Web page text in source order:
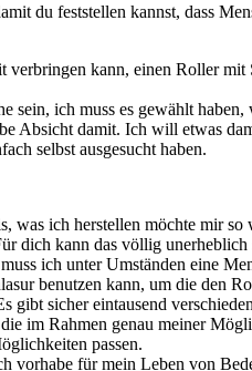
du feststellen kannst, dass
verbringen kann, einen Roller
sein, ich muss es gewählt
Absicht damit. Ich will etwas
selbst ausgesucht haben.
was ich herstellen möchte mir
dich kann das völlig unerheblich
ich unter Umständen eine
benutzen kann, um die den
gibt sicher eintausend
im Rahmen genau meiner
passen.
vorhabe für mein Leben von